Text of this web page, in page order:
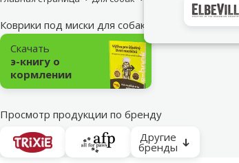
Коврики под миски для собак
Подкатегория
Скачать
э-книгу о
кормлении
Просмотр продукции по бренду
Другие
бренды